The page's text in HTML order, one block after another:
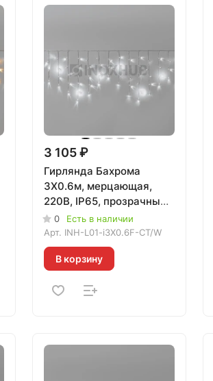
3 105 ₽
Гирлянда Бахрома
3X0.6м, мерцающая,
220В, IP65, прозрачный
провод, БЕЛАЯ, 020110
0
Есть в наличии
Арт. INH-L01-i3X0.6F-CT/W
В корзину